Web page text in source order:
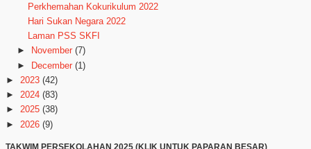
Perkhemahan Kokurikulum 2022
Hari Sukan Negara 2022
Laman PSS SKFI
►
November (7)
► December (1)
► 2023 (42)
► 2024 (83)
► 2025 (38)
► 2026 (9)
TAKWIM PERSEKOLAHAN 2025 (KLIK UNTUK PAPARAN BESAR)